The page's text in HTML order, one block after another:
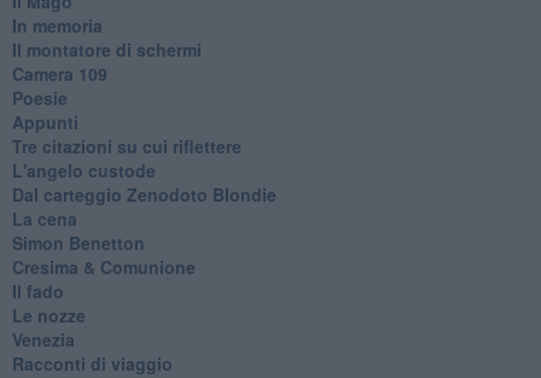
In memoria
Il montatore di schermi
Camera 109
Poesie
Appunti
Tre citazioni su cui riflettere
L'angelo custode
Dal carteggio Zenodoto Blondie
La cena
Simon Benetton
Cresima & Comunione
Il fado
Le nozze
Venezia
Racconti di viaggio